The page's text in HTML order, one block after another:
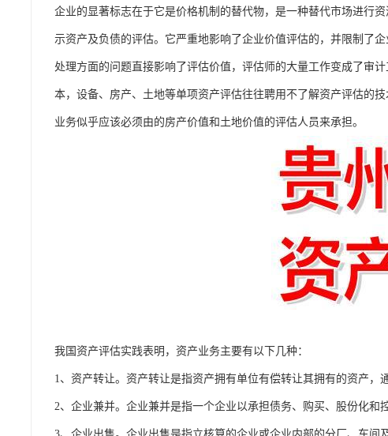
企业的显著标志在于它是价格机制的替代物，是一种替代市场进行
示资产及负债的评估。它严重地影响了企业价值评估的，并限制了
处理方面的问题直接影响了评估价值，评估师的大量工作变成了审
本，设备、房产、土地等单项资产评估往往聘用不了解资产评估的
业务似乎应该必须由的房产价值和土地价值的评估人员来承担。
我国资产评估实践表明，资产业务主要有以下几种：
1、资产转让。资产转让是指资产拥有单位有偿转让其拥有的资产，
2、企业兼并。企业兼并是指一个企业以承担债务、购买、股份化和